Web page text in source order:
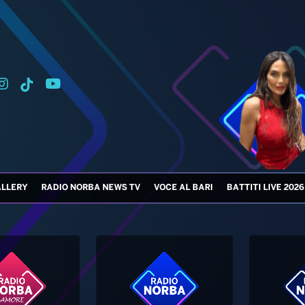
RADIO NORBA NEWS TV VOCE AL BARI BATTITI LIVE 2026